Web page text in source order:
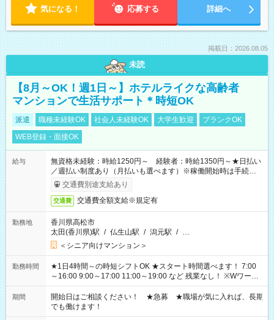
気になる！ 応募する 詳細へ
掲載日：2026.08.05
未読
【8月～OK！週1日～】ホテルライクな高齢者
マンションで生活サポート＊時短OK
派遣 職種未経験OK 社会人未経験OK 大学生歓迎
ブランクOK
WEB登録・面接OK
給与
無資格未経験：時給1250円～ 経験者：時給1350円～★日払い
／週払い制度あり（月払いも選べます）※稼働開始時は手続き完
了次第のお支払いとなります。
交通費別途支給あり
交通費 交通費全額支給※規定有
勤務地
香川県高松市
太田(香川県)駅 / 仏生山駅 / 潟元駅 / …
＜シニア向けマンション＞
勤務時間
★1日4時間～の時短シフトOK ★スタート時間選べます！ 7:00
～16:00 9:00～17:00 11:00～19:00 など 残業なし！ ※Wワーク
の場合、他のお仕事と合わせ週40時間超の就業はご案内できま
せん ※法令に基づき、週20時間以上勤務は社会保険への加入対
象となります ※労働者派遣法（日雇い派遣の原則禁止）によ
り、短時間・短期間の就業はご案内が難しい場合があります
期間
開始日はご相談ください！ ★急募 ★職場が気に入れば、長期
でも働けます！